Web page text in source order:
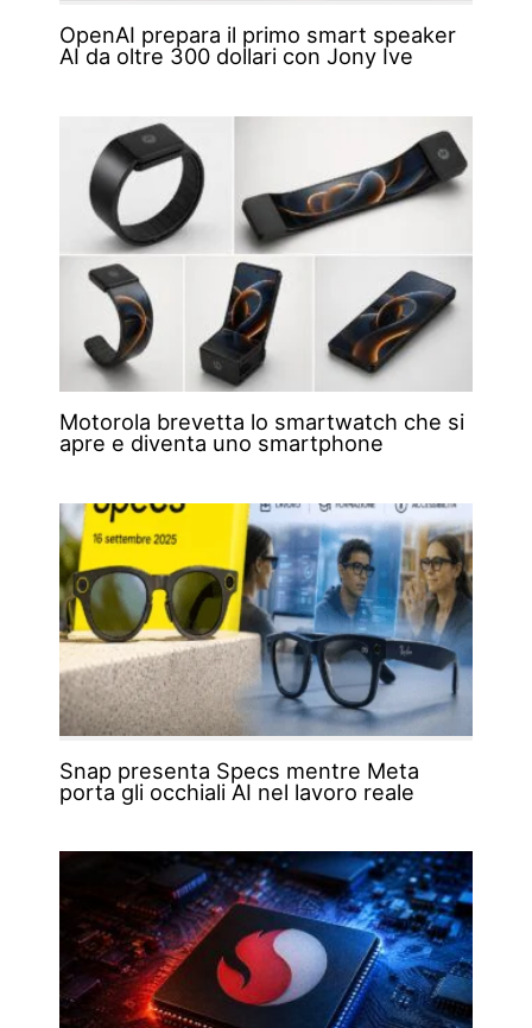
OpenAI prepara il primo smart speaker
AI da oltre 300 dollari con Jony Ive
Motorola brevetta lo smartwatch che si
apre e diventa uno smartphone
Snap presenta Specs mentre Meta
porta gli occhiali AI nel lavoro reale